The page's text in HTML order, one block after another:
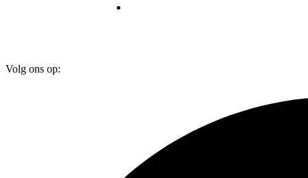
Volg ons op: